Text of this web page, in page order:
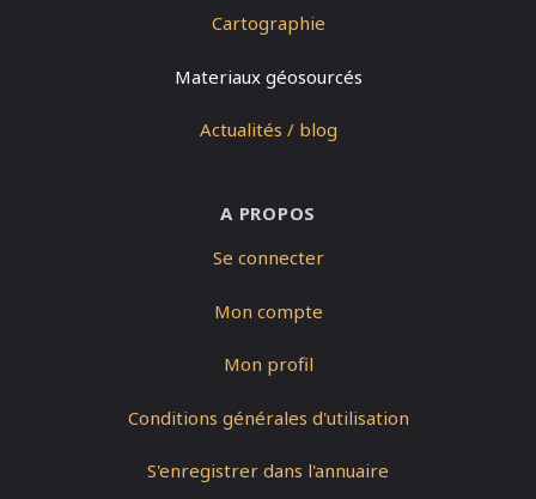
Cartographie
Materiaux géosourcés
Actualités / blog
A PROPOS
Se connecter
Mon compte
Mon profil
Conditions générales d'utilisation
S'enregistrer dans l'annuaire